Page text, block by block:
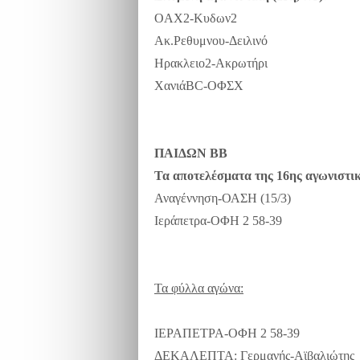
OAX2-Κυδων2
Ακ.Ρεθυμνου-Δειλινό
Ηρακλειο2-Ακρωτήρι
ΧανιάBC-ΟΦΣΧ
ΠΑΙΔΩΝ ΒΒ
Τα αποτελέσματα της 16ης
Αναγέννηση-ΟΑΣΗ (15/3)
Ιεράπετρα-ΟΦΗ 2 58-39
Τα φύλλα αγώνα:
ΙΕΡΑΠΕΤΡΑ-ΟΦΗ 2 58-39
ΔΕΚΑΛΕΠΤΑ: Γερμανής-Αϊβαλιώτης